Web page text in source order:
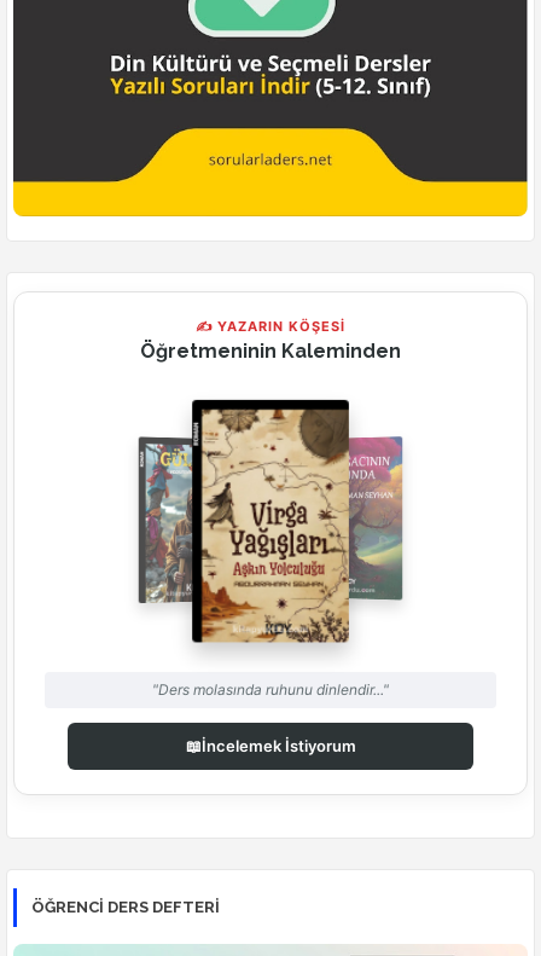
✍ YAZARIN KÖŞESİ
Öğretmeninin Kaleminden
"Ders molasında ruhunu dinlendir..."
📖İncelemek İstiyorum
ÖĞRENCI DERS DEFTERI